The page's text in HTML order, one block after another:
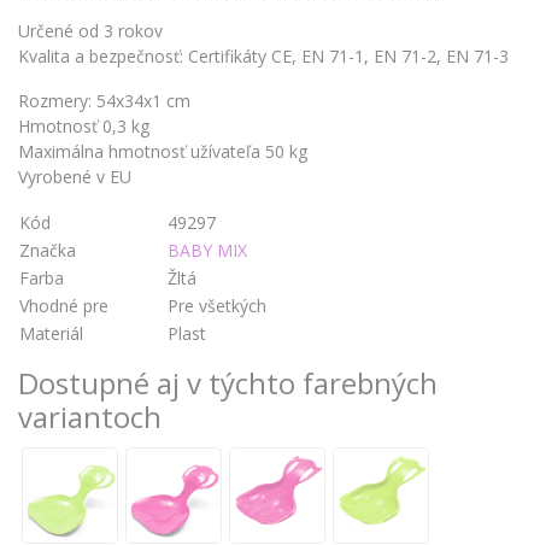
Určené od 3 rokov
Kvalita a bezpečnosť: Certifikáty CE, EN 71-1, EN 71-2, EN 71-3
Rozmery: 54x34x1 cm
Hmotnosť 0,3 kg
Maximálna hmotnosť užívateľa 50 kg
Vyrobené v EU
Kód
49297
Značka
BABY MIX
Farba
Žltá
Vhodné pre
Pre všetkých
Materiál
Plast
Dostupné aj v týchto farebných
variantoch